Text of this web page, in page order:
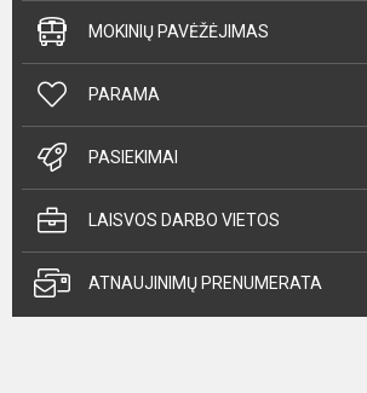
MOKINIŲ PAVĖŽĖJIMAS
PARAMA
PASIEKIMAI
LAISVOS DARBO VIETOS
ATNAUJINIMŲ PRENUMERATA